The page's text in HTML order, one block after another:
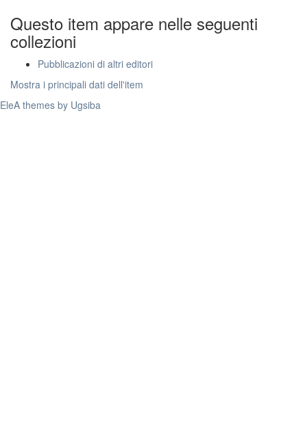
Questo item appare nelle seguenti
collezioni
Pubblicazioni di altri editori
Mostra i principali dati dell'item
EleA themes by Ugsiba